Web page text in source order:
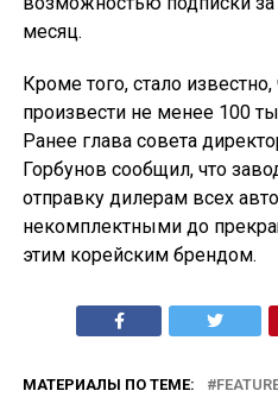
месяц.
Кроме того, стало
произвести не менее 100
Ранее глава совета
Горбунов сообщил, что
отправку дилерам всех
некомплектными до
этим корейским брендом.
МАТЕРИАЛЫ ПО ТЕМЕ: